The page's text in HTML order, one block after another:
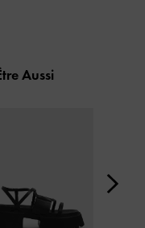
Aussi